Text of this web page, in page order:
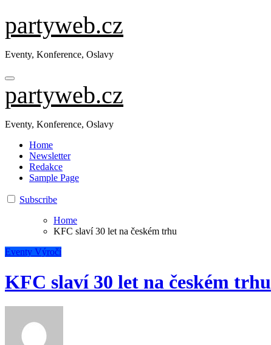
partyweb.cz
Eventy, Konference, Oslavy
partyweb.cz
Eventy, Konference, Oslavy
Home
Newsletter
Redakce
Sample Page
Subscribe
Home
KFC slaví 30 let na českém trhu
Eventy Výročí
KFC slaví 30 let na českém trhu